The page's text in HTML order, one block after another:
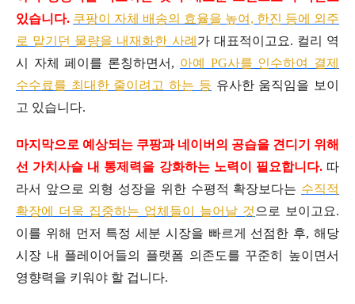
있습니다. 쿠팡이 자체 배송의 효율을 높여, 한진 등에 외주
로 맡기던 물량을 내재화한 사례 가 대표적이고요. 컬리 역
시 자체 페이를 론칭하면서, 아예 PG사를 인수하여 결제
수수료를 최대한 줄이려고 하는 등 유사한 움직임을 보이
고 있습니다.
마지막으로 예상되는 쿠팡과 네이버의 공습을 견디기 위해
선 가치사슬 내 통제력을 강화하는 노력이 필요합니다.따
라서 앞으로 외형 성장을 위한 수평적 확장보다는 수직적
확장에 더욱 집중하는 업체들이 늘어날 것 으로 보이고요.
이를 위해 먼저 특정 세분 시장을 빠르게 선점한 후, 해당
시장 내 플레이어들의 플랫폼 의존도를 꾸준히 높이면서
영향력을 키워야 할 겁니다.